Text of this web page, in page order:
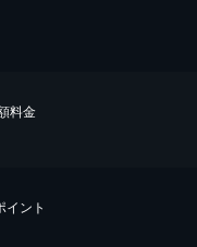
料金
イント